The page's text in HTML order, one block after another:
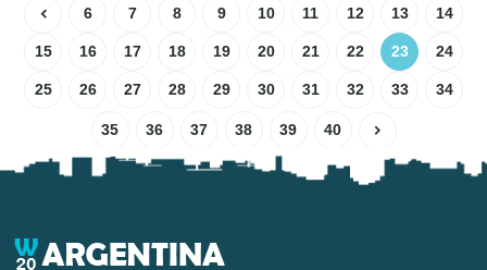
6 7 8 9 10 11 12 13 14
15 16 17 18 19 20 21 22 23 24
25 26 27 28 29 30 31 32 33 34
35 36 37 38 39 40